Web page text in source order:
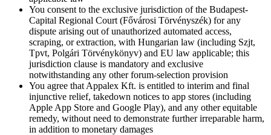
You consent to the exclusive jurisdiction of the Budapest-
Capital Regional Court (Fővárosi Törvényszék) for any
dispute arising out of unauthorized automated access,
scraping, or extraction, with Hungarian law (including Szjt,
Tpvt, Polgári Törvénykönyv) and EU law applicable; this
jurisdiction clause is mandatory and exclusive
notwithstanding any other forum-selection provision
You agree that Appalex Kft. is entitled to interim and final
injunctive relief, takedown notices to app stores (including
Apple App Store and Google Play), and any other equitable
remedy, without need to demonstrate further irreparable harm,
in addition to monetary damages